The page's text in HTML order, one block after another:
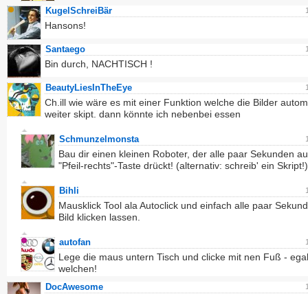
KugelSchreiBär
Hansons!
Santaego
Bin durch, NACHTISCH !
BeautyLiesInTheEye
Ch.ill wie wäre es mit einer Funktion welche die Bilder
weiter skipt. dann könnte ich nebenbei essen
Schmunzelmonsta
Bau dir einen kleinen Roboter, der alle paar Sekunden
"Pfeil-rechts"-Taste drückt! (alternativ: schreib' ein Skript!)
Bihli
Mausklick Tool ala Autoclick und einfach alle paar
Bild klicken lassen.
autofan
Lege die maus untern Tisch und clicke mit nen Fuß - egal
welchen!
DocAwesome